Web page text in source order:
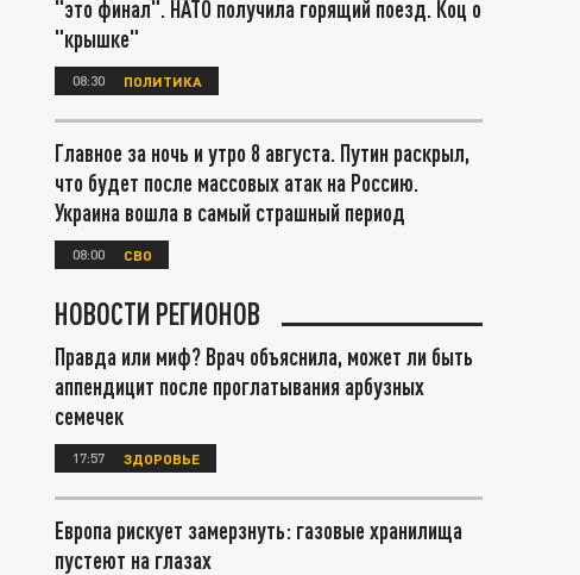
"это финал". НАТО получила горящий поезд. Коц о
"крышке"
08:30 ПОЛИТИКА
Главное за ночь и утро 8 августа. Путин раскрыл,
что будет после массовых атак на Россию.
Украина вошла в самый страшный период
08:00 СВО
НОВОСТИ РЕГИОНОВ
Правда или миф? Врач объяснила, может ли быть
аппендицит после проглатывания арбузных
семечек
17:57 ЗДОРОВЬЕ
Европа рискует замерзнуть: газовые хранилища
пустеют на глазах